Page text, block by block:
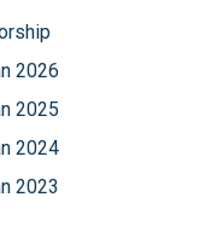
2026
2025
2024
2023